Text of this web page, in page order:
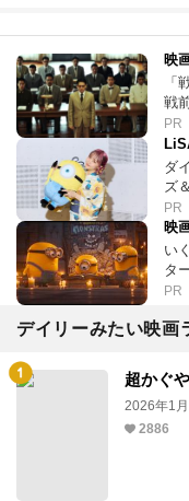
映
「
戦
PR
ダ
ズ
PR
映
い
タ
PR
デイリーみたい映画
超かぐ
2026年1
2886